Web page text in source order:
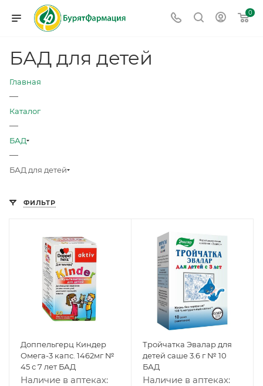
0
БАД для детей
Главная
—
Каталог
—
БАД
—
БАД для детей
ФИЛЬТР
Доппельгерц Киндер
Омега-3 капс. 1462мг №
45 с 7 лет БАД
Наличие в аптеках:
Тройчатка Эвалар для
детей саше 3.6 г № 10
БАД
Наличие в аптеках: